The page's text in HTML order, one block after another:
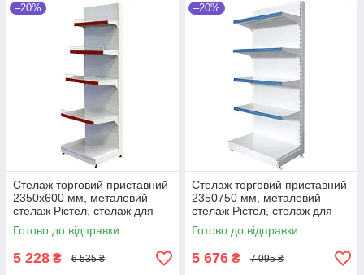
–20%
Стелаж торговий приставний
2350х600 мм, металевий
стелаж Рістел, стелаж для
взуття, стелаж для квітів,
білий стелаж, торговий
Готово до відправки
5 228 ₴ 6 535 ₴
–20%
Стелаж торговий приставний
2350750 мм, металевий
стелаж Рістел, стелаж для
взуття, стелаж для квітів,
білий стелаж, торговий стенд
Готово до відправки
5 676 ₴ 7 095 ₴